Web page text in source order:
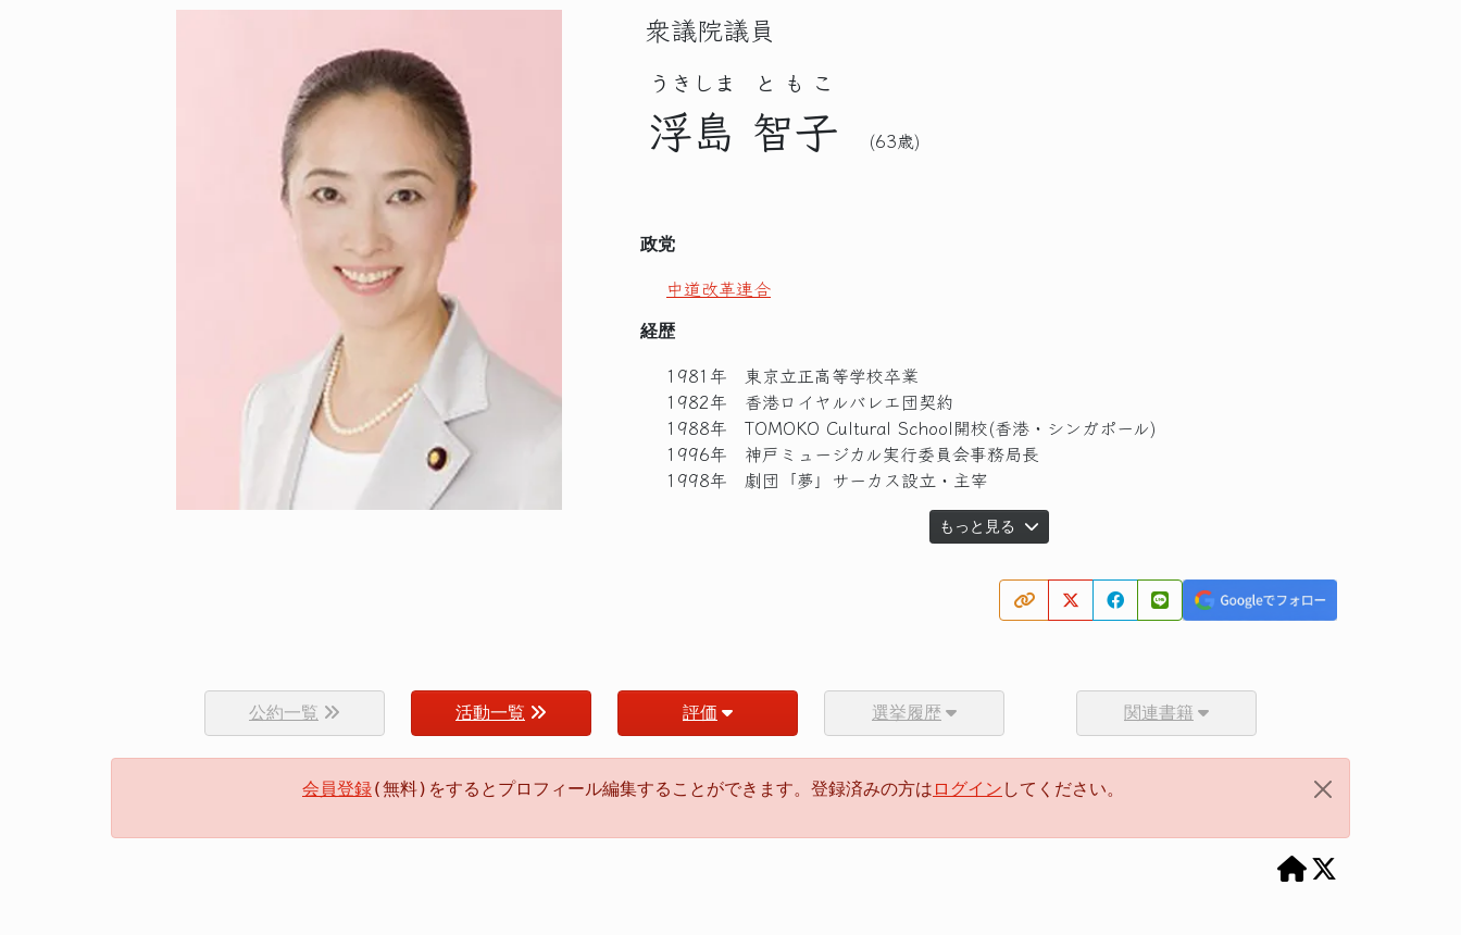
衆議院議員
浮島
うきしま
智子
ともこ
(63歳)
政党
中道改革連合
経歴
1981年 東京立正高等学校卒業
1982年 香港ロイヤルバレエ団契約
1988年 TOMOKO Cultural School開校(香港・シンガポール)
1996年 神戸ミュージカル実行委員会事務局長
1998年 劇団「夢」サーカス設立・主宰
もっと見る
公約一覧 活動一覧 評価 選挙履歴 関連書籍
会員登録(無料)をするとプロフィール編集することができます。登録済みの方は ログイン してください。